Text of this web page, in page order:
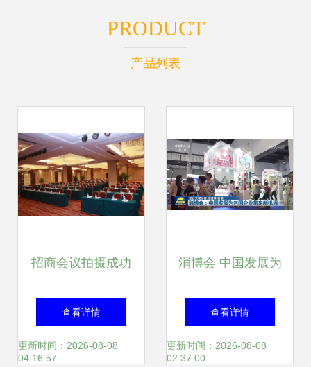
PRODUCT
产品列表
招商会议拍摄成功
之道 精准捕捉价值
瞬间，高效赋能会
查看详情
更新时间：2026-08-08
04:16:57
消博会 中国发展为
全球企业开启合作
新篇章
查看详情
更新时间：2026-08-08
02:37:00